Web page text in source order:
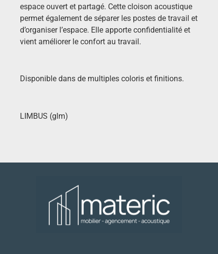
espace ouvert et partagé. Cette cloison acoustique
permet également de séparer les postes de travail et
d’organiser l’espace. Elle apporte confidentialité et
vient améliorer le confort au travail.
Disponible dans de multiples coloris et finitions.
LIMBUS (glm)